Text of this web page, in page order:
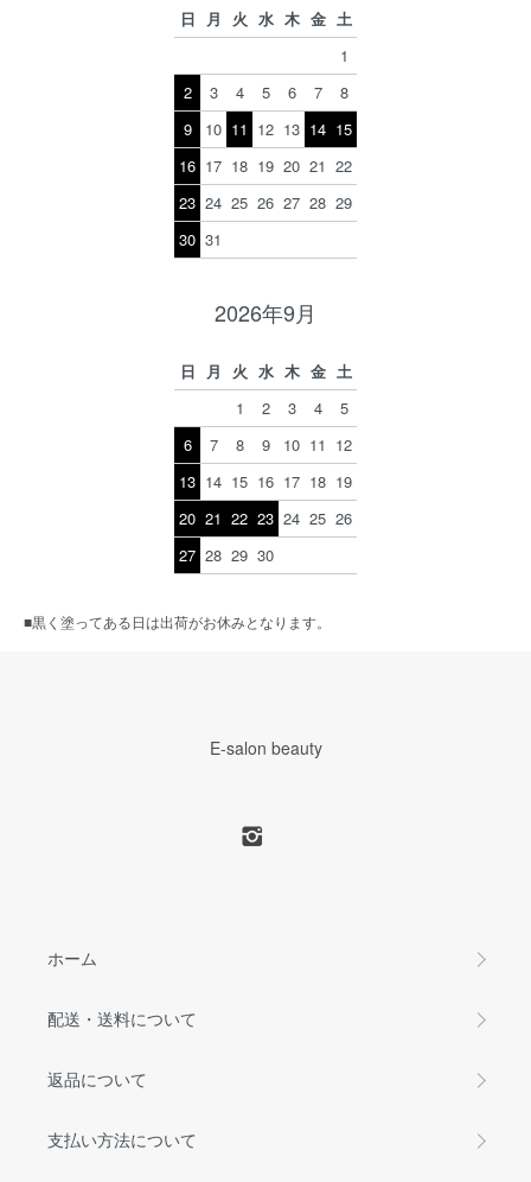
日 月 火 水 木 金 土
1
2
3 4 5 6 7
8
9
10 11 12 13 14 15
16 17 18 19 20 21 22
23 24 25 26 27 28 29
30 31
2026年9月
日 月 火 水 木 金 土
1
2 3 4
5
6
7 8 9 10 11 12
13 14 15 16 17 18 19
20 21 22 23 24 25 26
27 28 29 30
■黒く塗ってある日は出荷がお休みとなります。
E-salon beauty
ホーム
配送・送料について
返品について
支払い方法について